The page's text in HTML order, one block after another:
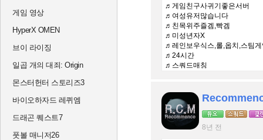
게임 영상
HyperX OMEN
브이 라이징
일곱 개의 대죄: Origin
몬스터헌터 스토리즈3
바이오하자드 레퀴엠
드래곤 퀘스트7
풋볼 매니저26
♬게임친구사귀기좋은서버
♬여성유저많습니다
♬친목위주즐겜,빡겜
♬미성년자X
♬레인보우식스,롤,옵치,스팀게
♬24시간
♬스쿼드매칭
8년 전